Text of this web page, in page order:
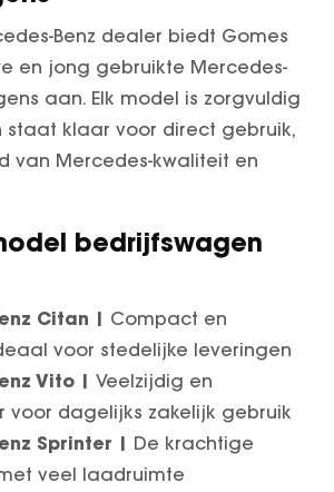
Benz dealer biedt Gomes
en jong gebruikte Mercedes-
aan. Elk model is zorgvuldig
staat klaar voor direct gebruik,
van Mercedes-kwaliteit en
bedrijfswagen
Citan | Compact en
voor stedelijke leveringen
Vito | Veelzijdig en
voor dagelijks zakelijk gebruik
Sprinter | De krachtige
veel laadruimte